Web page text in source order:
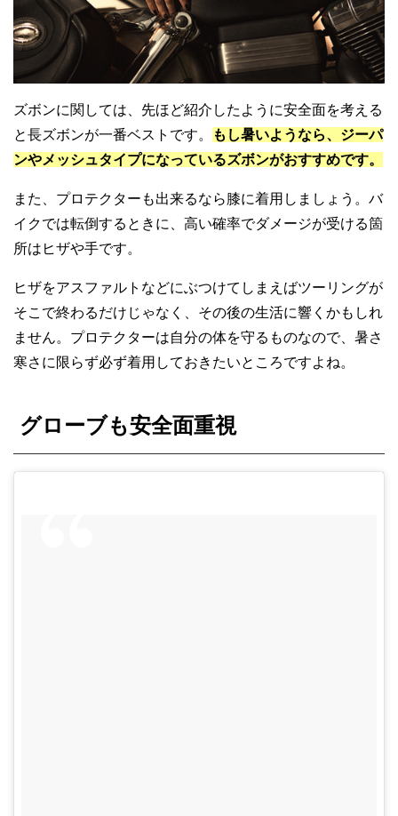
ズボンに関しては、先ほど紹介したように安全面を考える
と長ズボンが一番ベストです。
もし暑いようなら、ジーパ
ンやメッシュタイプになっているズボンがおすすめです。
また、プロテクターも出来るなら膝に着用しましょう。バ
イクでは転倒するときに、高い確率でダメージが受ける箇
所はヒザや手です。
ヒザをアスファルトなどにぶつけてしまえばツーリングが
そこで終わるだけじゃなく、その後の生活に響くかもしれ
ません。プロテクターは自分の体を守るものなので、暑さ
寒さに限らず必ず着用しておきたいところですよね。
グローブも安全面重視